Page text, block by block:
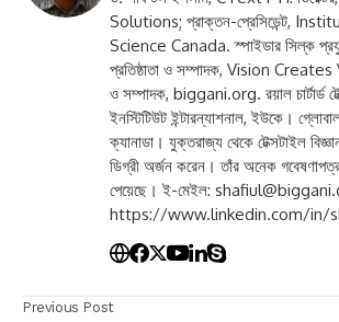
Solutions; প্রাক্তন-প্রেসিডেন্ট,
Science Canada. স্পাইডার সিল্ক
প্রতিষ্ঠাতা ও সম্পাদক, Vision Creates
ও সম্পাদক, biggani.org. রয়াল চার্টার্ড
ইনস্টিটিউট ইন্টারন্যাশনাল, ইউকে।
ক্যানাডা। যুক্তরাজ্য থেকে টেক্সটাইল
ডিগ্রী অর্জন করেন। তাঁর অনেক
পেয়েছে। ই-মেইল:
https://www.linkedin.com/in/
Previous Post